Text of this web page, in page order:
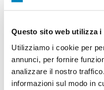
Questo sito web utilizza i
Utilizziamo i cookie per
annunci, per fornire
analizzare il nostro
informazioni sul modo in
Progettazione e
Infine, considera la
tua casa. L’orientamento